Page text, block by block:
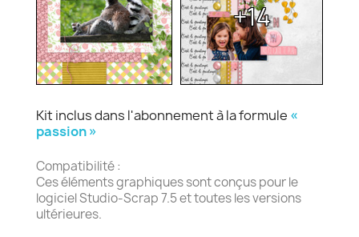
+14
Kit inclus dans l'abonnement à la formule «
passion »
Compatibilité :
Ces éléments graphiques sont conçus pour le
logiciel Studio-Scrap 7.5 et toutes les versions
ultérieures.